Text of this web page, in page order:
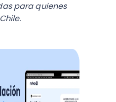
para quienes